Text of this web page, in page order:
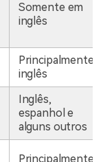
Somente em
inglês
Principalmente
inglês
Inglês,
espanhol e
alguns outros
Principalmente